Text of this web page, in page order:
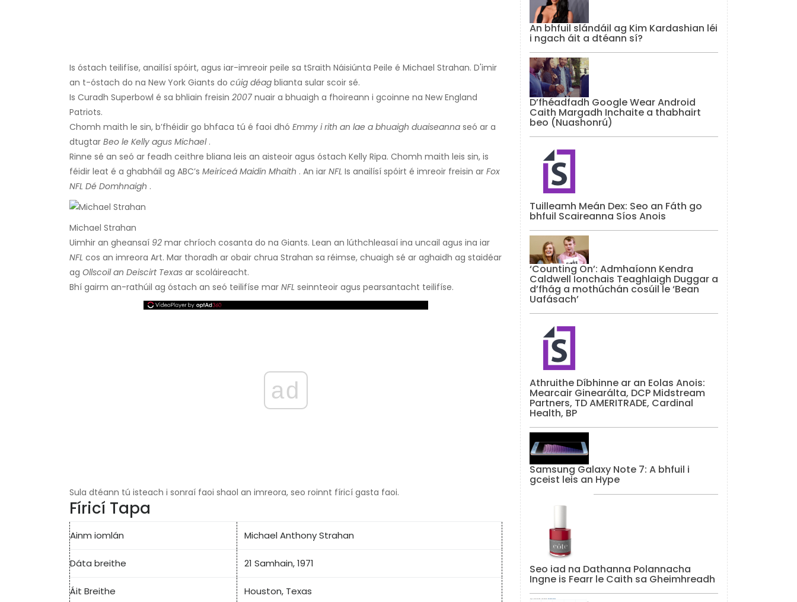
Is óstach teilifíse, anailísí spóirt, agus iar-imreoir peile sa tSraith Náisiúnta Peile é Michael Strahan. D'imir
an t-óstach do na New York Giants do cúig déag blianta sular scoir sé.
Is Curadh Superbowl é sa bhliain freisin 2007 nuair a bhuaigh a fhoireann i gcoinne na New England
Patriots.
Chomh maith le sin, b’fhéidir go bhfaca tú é faoi dhó Emmy i rith an lae a bhuaigh duaiseanna seó ar a
dtugtar Beo le Kelly agus Michael.
Rinne sé an seó ar feadh ceithre bliana leis an aisteoir agus óstach Kelly Ripa. Chomh maith leis sin, is
féidir leat é a ghabháil ag ABC’s Meiriceá Maidin Mhaith . An iar NFL Is anailísí spóirt é imreoir freisin ar Fox
NFL Dé Domhnaigh .
Michael Strahan
Uimhir an gheansaí 92 mar chríoch cosanta do na Giants. Lean an lúthchleasaí ina uncail agus ina iar
NFL cos an imreora Art. Mar thoradh ar obair chrua Strahan sa réimse, chuaigh sé ar aghaidh ag staidéar
ag Ollscoil an Deiscirt Texas ar scoláireacht.
Bhí gairm an-rathúil ag óstach an seó teilifíse mar NFL seinnteoir agus pearsantacht teilifíse.
ad
Sula dtéann tú isteach i sonraí faoi shaol an imreora, seo roinnt fíricí gasta faoi.
Fíricí Tapa
Ainm iomlán Michael Anthony Strahan
Dáta breithe 21 Samhain, 1971
Áit Breithe Houston, Texas
An bhfuil slándáil ag Kim Kardashian léi
i ngach áit a dtéann sí?
D’fhéadfadh Google Wear Android
Caith Margadh Inchaite a thabhairt
beo (Nuashonrú)
Tuilleamh Meán Dex: Seo an Fáth go
bhfuil Scaireanna Síos Anois
‘Counting On’: Admhaíonn Kendra
Caldwell Ionchais Teaghlaigh Duggar a
d’fhág a mothúchán cosúil le ‘Bean
Uafásach’
Athruithe Díbhinne ar an Eolas Anois:
Mearcair Ginearálta, DCP Midstream
Partners, TD AMERITRADE, Cardinal
Health, BP
Samsung Galaxy Note 7: A bhfuil i
gceist leis an Hype
Seo iad na Dathanna Polannacha
Ingne is Fearr le Caith sa Gheimhreadh